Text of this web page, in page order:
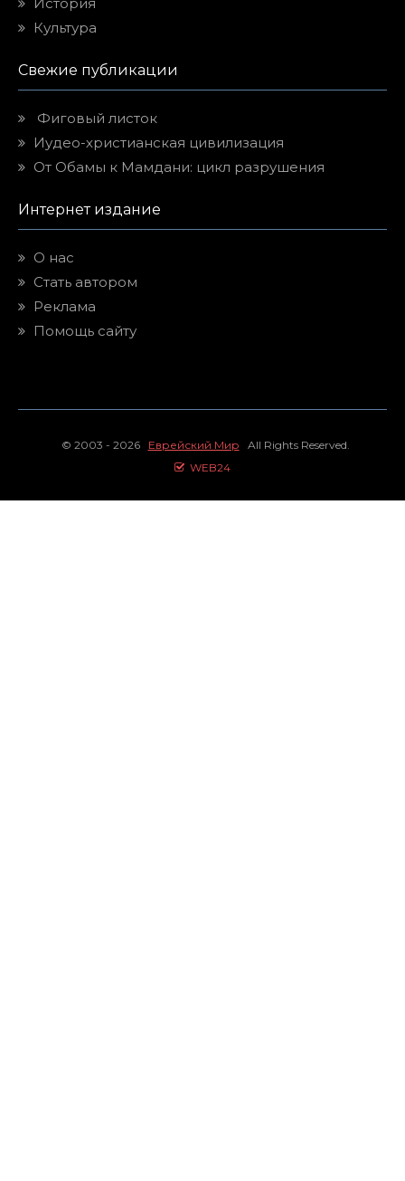
Культура
Свежие публикации
Фиговый листок
Иудео-христианская цивилизация
От Обамы к Мамдани: цикл разрушения
Интернет издание
О нас
Стать автором
Реклама
Помощь сайту
© 2003 - 2026 Еврейский Мир All Rights Reserved.
WEB24